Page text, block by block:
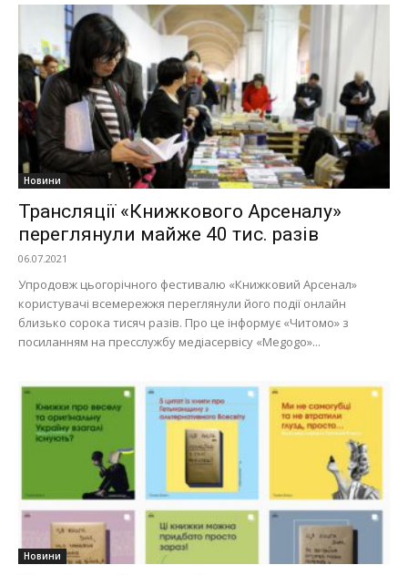
Новини
Трансляції «Книжкового Арсеналу»
переглянули майже 40 тис. разів
06.07.2021
Упродовж цьогорічного фестивалю «Книжковий Арсенал»
користувачі всемережжя переглянули його події онлайн
близько сорока тисяч разів. Про це інформує «Читомо» з
посиланням на пресслужбу медіасервісу «Megogo»...
Новини